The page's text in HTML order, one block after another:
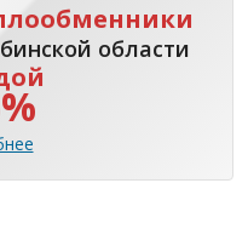
области